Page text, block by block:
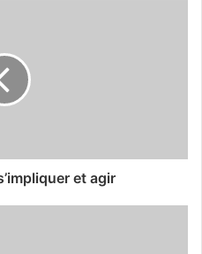
et agir